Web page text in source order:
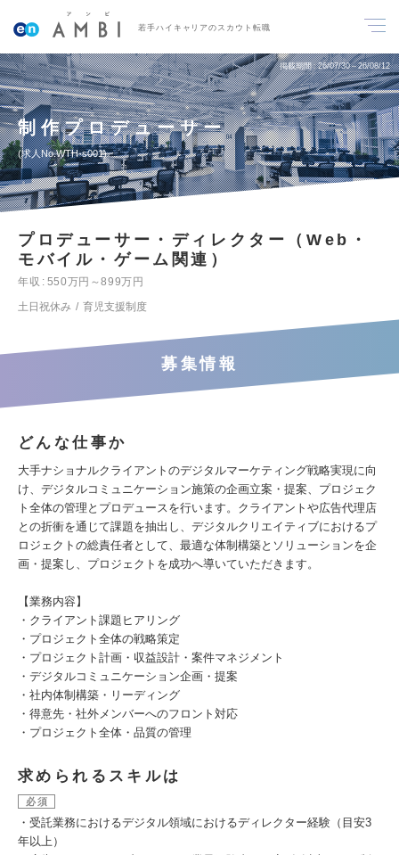
若手ハイキャリアのスカウト転職
掲載期間 26/07/30～26/08/12
制作プロデューサー
求人No.WTH-s001
プロデューサー・ディレクター（Web・
モバイル・ゲーム関連）
年収
550万円～899万円
土日祝休み
育児支援制度
募集情報
どんな仕事か
大手ナショナルクライアントのデジタルマーケティング戦略実現に向
け、デジタルコミュニケーション施策の企画立案・提案、プロジェク
ト全体の管理とプロデュースを行います。クライアントや広告代理店
との折衝を通じて課題を抽出し、デジタルクリエイティブにおけるプ
ロジェクトの総責任者として、最適な体制構築とソリューションを企
画・提案し、プロジェクトを成功へ導いていただきます。
【業務内容】
・クライアント課題ヒアリング
・プロジェクト全体の戦略策定
・プロジェクト計画・収益設計・案件マネジメント
・デジタルコミュニケーション企画・提案
・社内体制構築・リーディング
・得意先・社外メンバーへのフロント対応
・プロジェクト全体・品質の管理
求められるスキルは
必須
・受託業務におけるデジタル領域におけるディレクター経験（目安3
年以上）